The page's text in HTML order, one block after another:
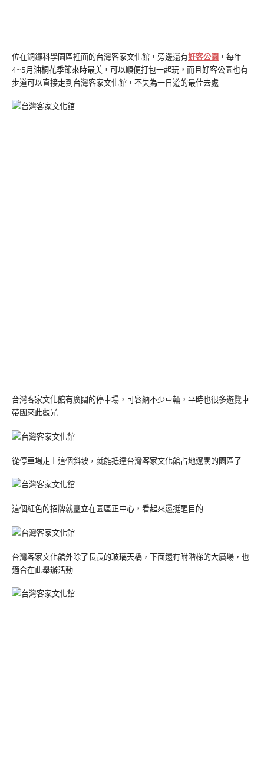
位在銅鑼科學園區裡面的台灣客家文化館，旁邊還有好客公園 ，每年
4~5月油桐花季節來時最美，可以順便打包一起玩，而且好客公園也有
步道可以直接走到台灣客家文化館，不失為一日遊的最佳去處
台灣客家文化館有廣闊的停車場，可容納不少車輛，平時也很多遊覽車
帶團來此觀光
從停車場走上這個斜坡，就能抵達台灣客家文化館占地遼闊的園區了
這個紅色的招牌就矗立在園區正中心，看起來還挺醒目的
台灣客家文化館外除了長長的玻璃天橋，下面還有附階梯的大廣場，也
適合在此舉辦活動